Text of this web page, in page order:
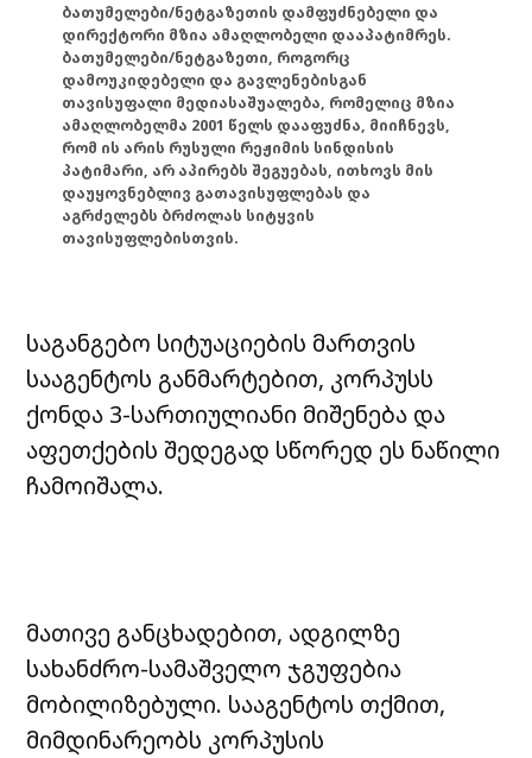
ბათუმელები/ნეტგაზეთის დამფუძნებელი და
დირექტორი მზია ამაღლობელი დააპატიმრეს.
ბათუმელები/ნეტგაზეთი, როგორც
დამოუკიდებელი და გავლენებისგან
თავისუფალი მედიასაშუალება, რომელიც მზია
ამაღლობელმა 2001 წელს დააფუძნა, მიიჩნევს,
რომ ის არის რუსული რეჟიმის სინდისის
პატიმარი, არ აპირებს შეგუებას, ითხოვს მის
დაუყოვნებლივ გათავისუფლებას და
აგრძელებს ბრძოლას სიტყვის
თავისუფლებისთვის.
საგანგებო სიტუაციების მართვის
სააგენტოს განმარტებით, კორპუსს
ქონდა 3-სართიულიანი მიშენება და
აფეთქების შედეგად სწორედ ეს ნაწილი
ჩამოიშალა.
მათივე განცხადებით, ადგილზე
სახანძრო-სამაშველო ჯგუფებია
მობილიზებული. სააგენტოს თქმით,
მიმდინარეობს კორპუსის